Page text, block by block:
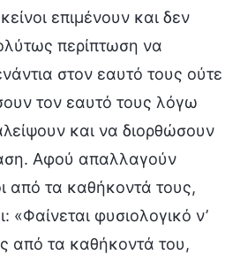
επιμένουν και δεν
περίπτωση να
στον εαυτό τους ούτε
τον εαυτό τους λόγω
και να διορθώσουν
Αφού απαλλαγούν
από τα καθήκοντά τους,
«Φαίνεται φυσιολογικό ν’
από τα καθήκοντά του,